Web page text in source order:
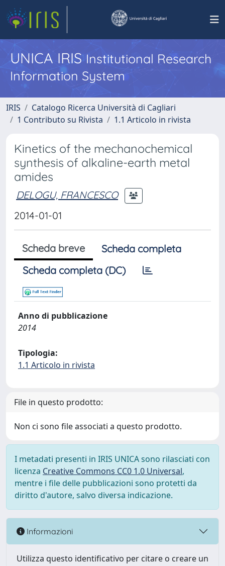
UNICA IRISInstitutional Research
Information System
IRIS
Catalogo Ricerca Università di Cagliari
1 Contributo su Rivista
1.1 Articolo in rivista
Kinetics of the mechanochemical
synthesis of alkaline-earth metal
amides
DELOGU, FRANCESCO
2014-01-01
Scheda breve
Scheda completa
Scheda completa (DC)
Anno di pubblicazione
2014
Tipologia:
1.1 Articolo in rivista
File in questo prodotto:
Non ci sono file associati a questo prodotto.
I metadati presenti in IRIS UNICA sono rilasciati con
licenza Creative Commons CC0 1.0 Universal,
mentre i file delle pubblicazioni sono protetti da
diritto d'autore, salvo diversa indicazione.
Informazioni
Utilizza questo identificativo per citare o creare un